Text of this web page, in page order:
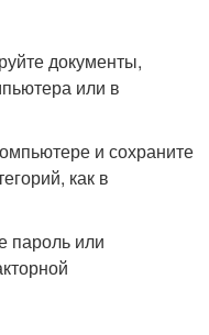
документы,
или в
и сохраните
как в
пароль или